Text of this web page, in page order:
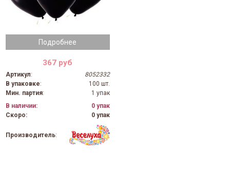
Подробнее
367 руб
Артикул:
8052332
В упаковке:
100 шт.
Мин. партия:
1 упак
В наличии:
0 упак
Скоро:
0 упак
Производитель: